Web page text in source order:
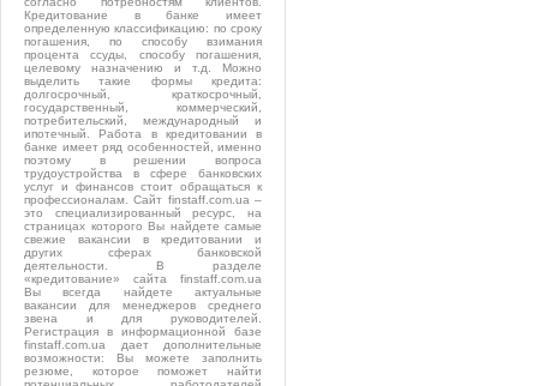
Кредитование в банке имеет
определенную классификацию: по сроку
погашения, по способу взимания
процента ссуды, способу погашения,
целевому назначению и т.д. Можно
выделить такие формы кредита:
долгосрочный, краткосрочный,
государственный, коммерческий,
потребительский, международный и
ипотечный. Работа в кредитовании в
банке имеет ряд особенностей, именно
поэтому в решении вопроса
трудоустройства в сфере банковских
услуг и финансов стоит обращаться к
профессионалам. Сайт finstaff.com.ua –
это специализированный ресурс, на
страницах которого Вы найдете самые
свежие вакансии в кредитовании и
других сферах банковской
деятельности. В разделе
«кредитование» сайта finstaff.com.ua
Вы всегда найдете актуальные
вакансии для менеджеров среднего
звена и для руководителей.
Регистрация в информационной базе
finstaff.com.ua дает дополнительные
возможности: Вы можете заполнить
резюме, которое поможет найти